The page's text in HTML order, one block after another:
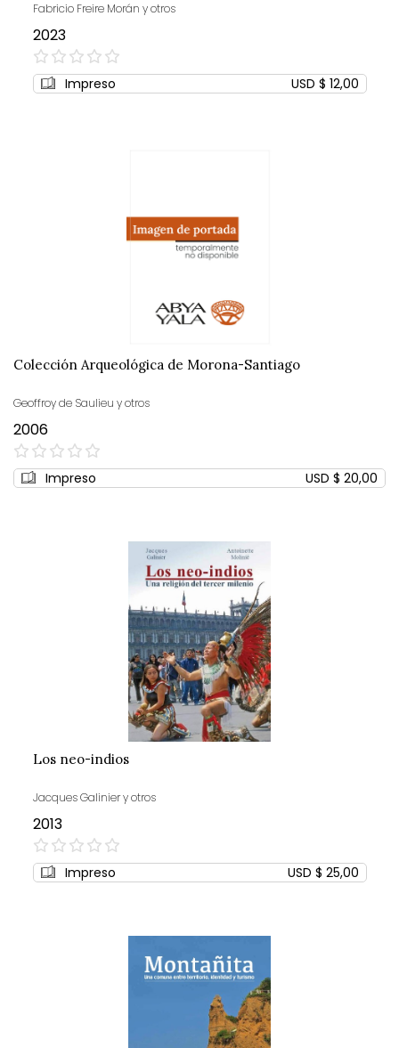
Fabricio Freire Morán y otros
2023
0%
Impreso USD $ 12,00
Colección Arqueológica de Morona-Santiago
Geoffroy de Saulieu y otros
2006
0%
Impreso USD $ 20,00
Los neo-indios
Jacques Galinier y otros
2013
0%
Impreso USD $ 25,00